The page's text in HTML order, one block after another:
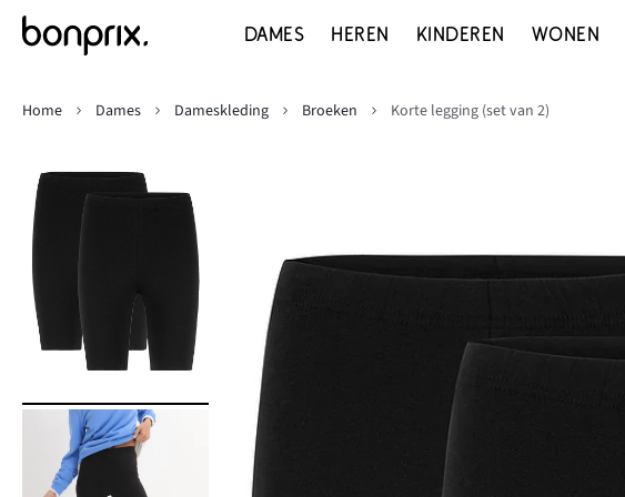
DAMES HEREN KINDEREN WONEN
Home
Dames Dameskleding Broeken Korte legging (set van 2)